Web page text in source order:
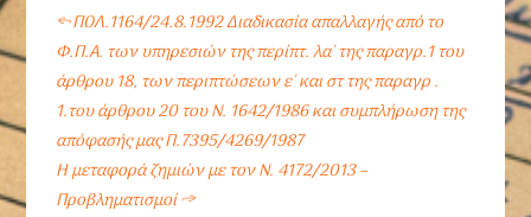
←ΠΟΛ.1164/24.8.1992 Διαδικασία απαλλαγής από το
Φ.Π.Α. των υπηρεσιών της περίπτ. λα΄ της παραγρ.1 του
άρθρου 18, των περιπτώσεων ε΄ και στ της παραγρ .
1.του άρθρου 20 του Ν. 1642/1986 και συμπλήρωση της
απόφασής μας Π.7395/4269/1987
Η μεταφορά ζημιών με τον Ν. 4172/2013 –
Προβληματισμοί→